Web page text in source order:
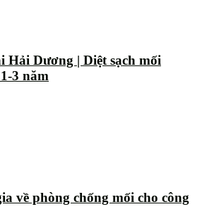
Hải Dương | Diệt sạch mối
3 năm
về phòng chống mối cho công